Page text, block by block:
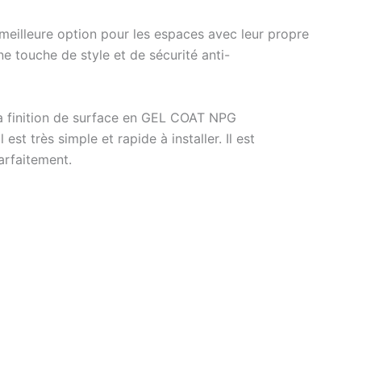
option pour les espaces avec leur propre
touche de style et de sécurité anti-
de surface en GEL COAT NPG
est très simple et rapide à installer. Il est